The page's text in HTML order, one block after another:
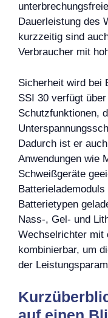
Dauerleistung des
kurzzeitig sind
Verbraucher mit
Sicherheit wird bei
SSI 30 verfügt
Schutzfunktionen,
Dadurch ist er
Anwendungen wie
Schweißgeräte
Batterietypen
Nass-, Gel- und
Wechselrichter mit
kombinierbar, um
der